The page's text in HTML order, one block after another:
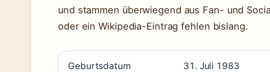
und stammen überwiegend aus Fan- und
oder ein Wikipedia-Eintrag fehlen bislang.
Geburtsdatum 31. Juli 1983